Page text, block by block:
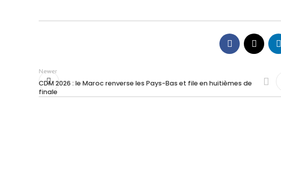
Newer
CDM 2026 : le Maroc renverse les Pays-Bas et file en huitièmes de
finale